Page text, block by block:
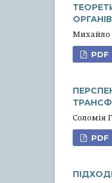
PDF
PDF